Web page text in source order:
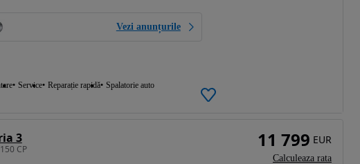
Vezi anunțurile
Service Reparație rapidă Spalatorie auto
3
CP 11 799 EUR
Calculeaza rata